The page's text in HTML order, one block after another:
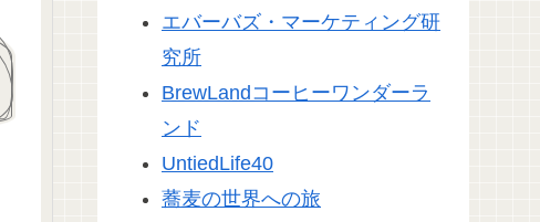
エバーバズ・マーケティング研
究所
BrewLandコーヒーワンダーラ
ンド
UntiedLife40
蕎麦の世界への旅